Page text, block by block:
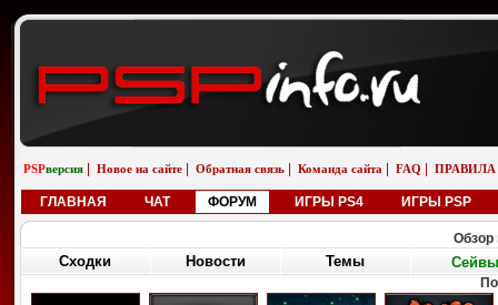
PSPверсия Новое на сайте Обратная связь Команда сайта FAQ ПРАВИЛА
ГЛАВНАЯ ЧАТ ФОРУМ ИГРЫ PS4 ИГРЫ PSP
Обзор
Сходки Новости Темы Сейвы